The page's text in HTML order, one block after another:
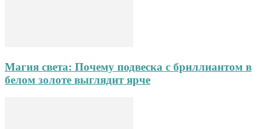
Магия света: Почему подвеска с бриллиантом в
белом золоте выглядит ярче